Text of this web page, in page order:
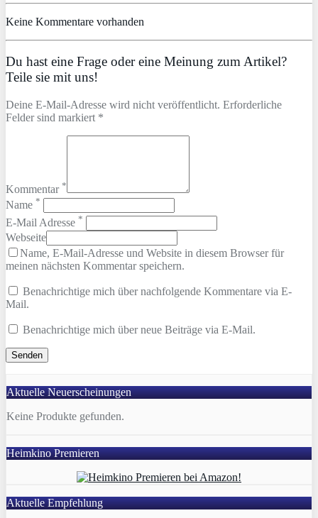
Keine Kommentare vorhanden
Du hast eine Frage oder eine Meinung zum Artikel?
Teile sie mit uns!
Deine E-Mail-Adresse wird nicht veröffentlicht. Erforderliche
Felder sind markiert *
Kommentar *
Name *
E-Mail Adresse *
Webseite
Name, E-Mail-Adresse und Website in diesem Browser für
meinen nächsten Kommentar speichern.
Benachrichtige mich über nachfolgende Kommentare via E-
Mail.
Benachrichtige mich über neue Beiträge via E-Mail.
Aktuelle Neuerscheinungen
Keine Produkte gefunden.
Heimkino Premieren
Aktuelle Empfehlung